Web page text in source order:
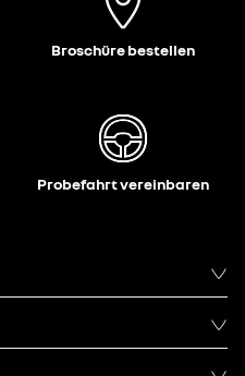
Broschüre bestellen
Probefahrt vereinbaren